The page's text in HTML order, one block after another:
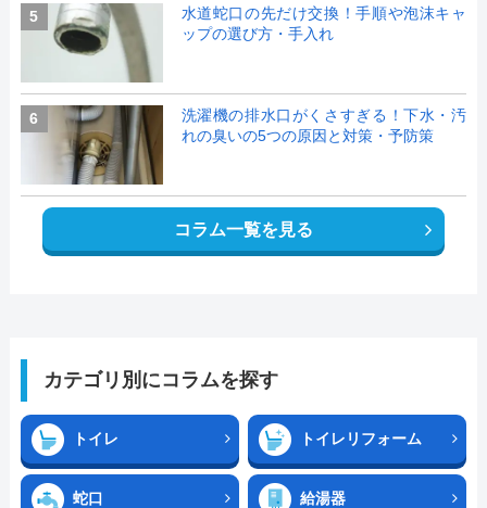
5
水道蛇口の先だけ交換！手順や泡沫キャ
ップの選び方・手入れ
6
洗濯機の排水口がくさすぎる！下水・汚
れの臭いの5つの原因と対策・予防策
コラム一覧を見る
カテゴリ別にコラムを探す
トイレ トイレリフォーム
蛇口 給湯器